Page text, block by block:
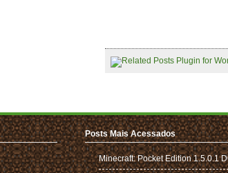
Posts Mais Acessados
Minecraft: Pocket Edition 1.5.0.1